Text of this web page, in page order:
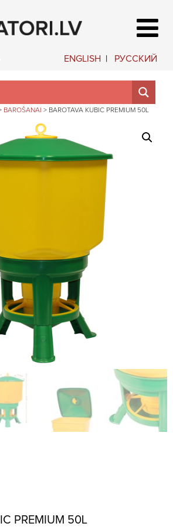
ENGLISH РУССКИЙ
BAROŠANAI > BAROTAVA KUBIC PREMIUM 50L
PREMIUM 50L